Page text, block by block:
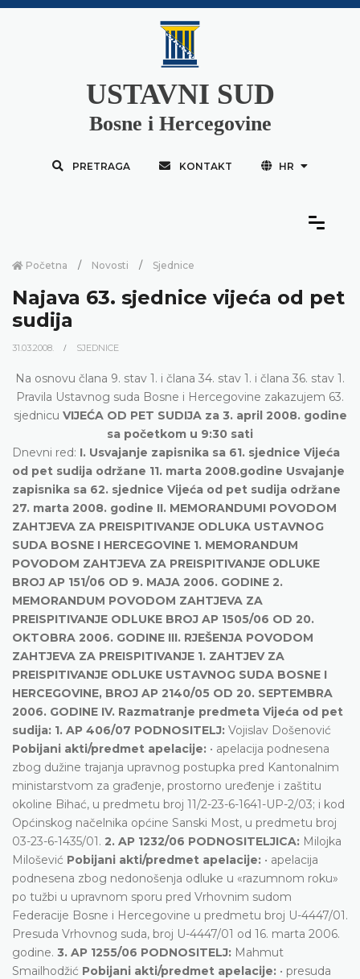
USTAVNI SUD
Bosne i Hercegovine
PRETRAGA KONTAKT HR
Početna Novosti Sjednice
Najava 63. sjednice vijeća od pet
sudija
31.03.2008. SJEDNICE
Na osnovu člana 9. stav 1. i člana 34. stav 1. i člana 36. stav 1.
Pravila Ustavnog suda Bosne i Hercegovine zakazujem 63.
sjednicu VIJEĆA OD PET SUDIJA za 3. april 2008. godine
sa početkom u 9:30 sati
Dnevni red: I. Usvajanje zapisnika sa 61. sjednice Vijeća
od pet sudija održane 11. marta 2008.godine Usvajanje
zapisnika sa 62. sjednice Vijeća od pet sudija održane
27. marta 2008. godine II. MEMORANDUMI POVODOM
ZAHTJEVA ZA PREISPITIVANJE ODLUKA USTAVNOG
SUDA BOSNE I HERCEGOVINE 1. MEMORANDUM
POVODOM ZAHTJEVA ZA PREISPITIVANJE ODLUKE
BROJ AP 151/06 OD 9. MAJA 2006. GODINE 2.
MEMORANDUM POVODOM ZAHTJEVA ZA
PREISPITIVANJE ODLUKE BROJ AP 1505/06 OD 20.
OKTOBRA 2006. GODINE III. RJEŠENJA POVODOM
ZAHTJEVA ZA PREISPITIVANJE 1. ZAHTJEV ZA
PREISPITIVANJE ODLUKE USTAVNOG SUDA BOSNE I
HERCEGOVINE, BROJ AP 2140/05 OD 20. SEPTEMBRA
2006. GODINE IV. Razmatranje predmeta Vijeća od pet
sudija: 1. AP 406/07 PODNOSITELJ: Vojislav Došenović
Pobijani akti/predmet apelacije: • apelacija podnesena
zbog dužine trajanja upravnog postupka pred Kantonalnim
ministarstvom za građenje, prostorno uređenje i zaštitu
okoline Bihać, u predmetu broj 11/2-23-6-1641-UP-2/03; i kod
Općinskog načelnika općine Sanski Most, u predmetu broj
03-23-6-1435/01. 2. AP 1232/06 PODNOSITELJICA: Milojka
Milošević Pobijani akti/predmet apelacije: • apelacija
podnesena zbog nedonošenja odluke u «razumnom roku»
po tužbi u upravnom sporu pred Vrhovnim sudom
Federacije Bosne i Hercegovine u predmetu broj U-4447/01.
Presuda Vrhovnog suda, broj U-4447/01 od 16. marta 2006.
godine. 3. AP 1255/06 PODNOSITELJ: Mahmut
Smailhodžić Pobijani akti/predmet apelacije: • presuda